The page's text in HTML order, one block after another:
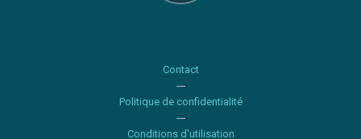
Contact
Politique de confidentialité
Conditions d'utilisation